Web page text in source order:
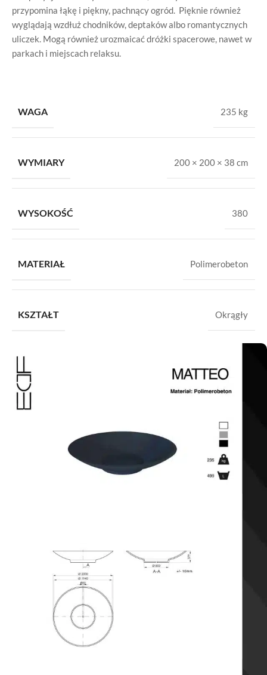
przypomina łąkę i piękny, pachnący ogród. Pięknie również
wyglądają wzdłuż chodników, deptaków albo romantycznych
uliczek. Mogą również urozmaicać dróżki spacerowe, nawet w
parkach i miejscach relaksu.
WAGA 235 kg
WYMIARY 200 × 200 × 38 cm
WYSOKOŚĆ 380
MATERIAŁ Polimerobeton
KSZTAŁT Okrągły